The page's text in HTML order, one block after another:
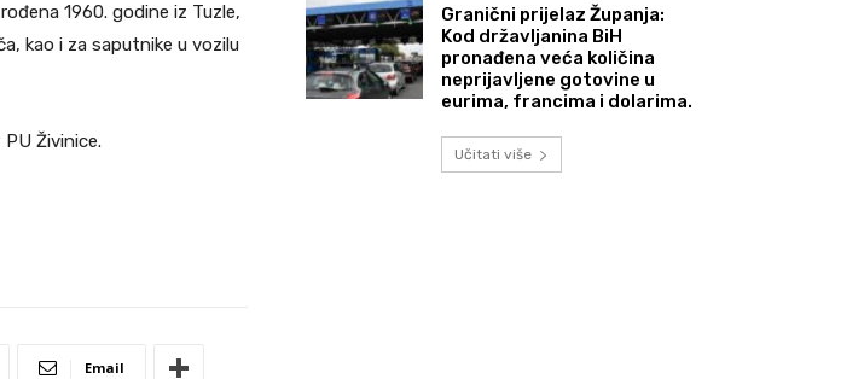
1960. godine iz Tuzle,
kao i za saputnike u vozilu
Živinice.
Email
Granični prijelaz Županja:
Kod državljanina BiH
pronađena veća količina
neprijavljene gotovine u
eurima, francima i dolarima.
Učitati više